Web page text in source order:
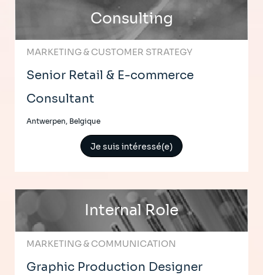
Consulting
MARKETING & CUSTOMER STRATEGY
Senior Retail & E-commerce
Consultant
Antwerpen, Belgique
Je suis intéressé(e)
Internal Role
MARKETING & COMMUNICATION
Graphic Production Designer